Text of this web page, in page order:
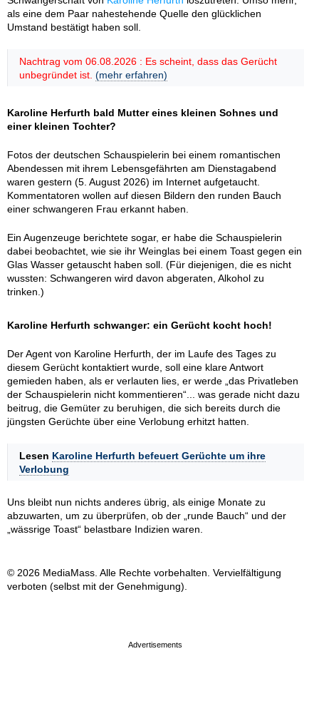
als eine dem Paar nahestehende Quelle den glücklichen
Umstand bestätigt haben soll.
Nachtrag vom 06.08.2026 : Es scheint, dass das Gerücht
unbegründet ist. (mehr erfahren)
Karoline Herfurth bald Mutter eines kleinen Sohnes und
einer kleinen Tochter?
Fotos der deutschen Schauspielerin bei einem romantischen
Abendessen mit ihrem Lebensgefährten am Dienstagabend
waren gestern (5. August 2026) im Internet aufgetaucht.
Kommentatoren wollen auf diesen Bildern den runden Bauch
einer schwangeren Frau erkannt haben.
Ein Augenzeuge berichtete sogar, er habe die Schauspielerin
dabei beobachtet, wie sie ihr Weinglas bei einem Toast gegen ein
Glas Wasser getauscht haben soll. (Für diejenigen, die es nicht
wussten: Schwangeren wird davon abgeraten, Alkohol zu
trinken.)
Karoline Herfurth schwanger: ein Gerücht kocht hoch!
Der Agent von Karoline Herfurth, der im Laufe des Tages zu
diesem Gerücht kontaktiert wurde, soll eine klare Antwort
gemieden haben, als er verlauten lies, er werde „das Privatleben
der Schauspielerin nicht kommentieren“... was gerade nicht dazu
beitrug, die Gemüter zu beruhigen, die sich bereits durch die
jüngsten Gerüchte über eine Verlobung erhitzt hatten.
Lesen Karoline Herfurth befeuert Gerüchte um ihre
Verlobung
Uns bleibt nun nichts anderes übrig, als einige Monate zu
abzuwarten, um zu überprüfen, ob der „runde Bauch“ und der
„wässrige Toast“ belastbare Indizien waren.
© 2026 MediaMass. Alle Rechte vorbehalten. Vervielfältigung
verboten (selbst mit der Genehmigung).